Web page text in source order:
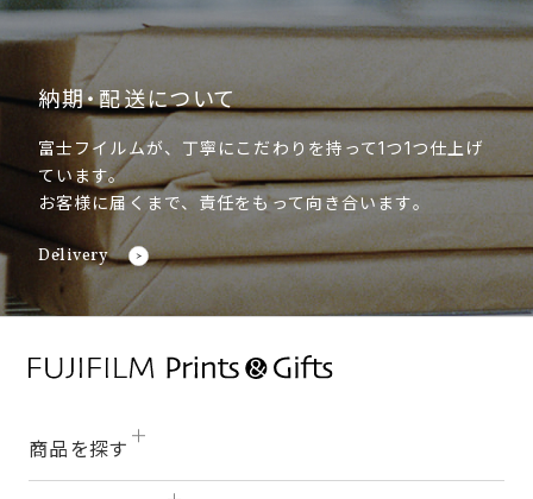
納期・配送について
富士フイルムが、丁寧にこだわりを持って1つ1つ仕上げ
ています。
お客様に届くまで、責任をもって向き合います。
Delivery
商品を探す